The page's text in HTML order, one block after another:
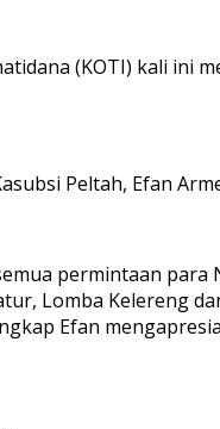
(KOTI) kali ini
Peltah, Efan
permintaan
Lomba Kelereng
Efan